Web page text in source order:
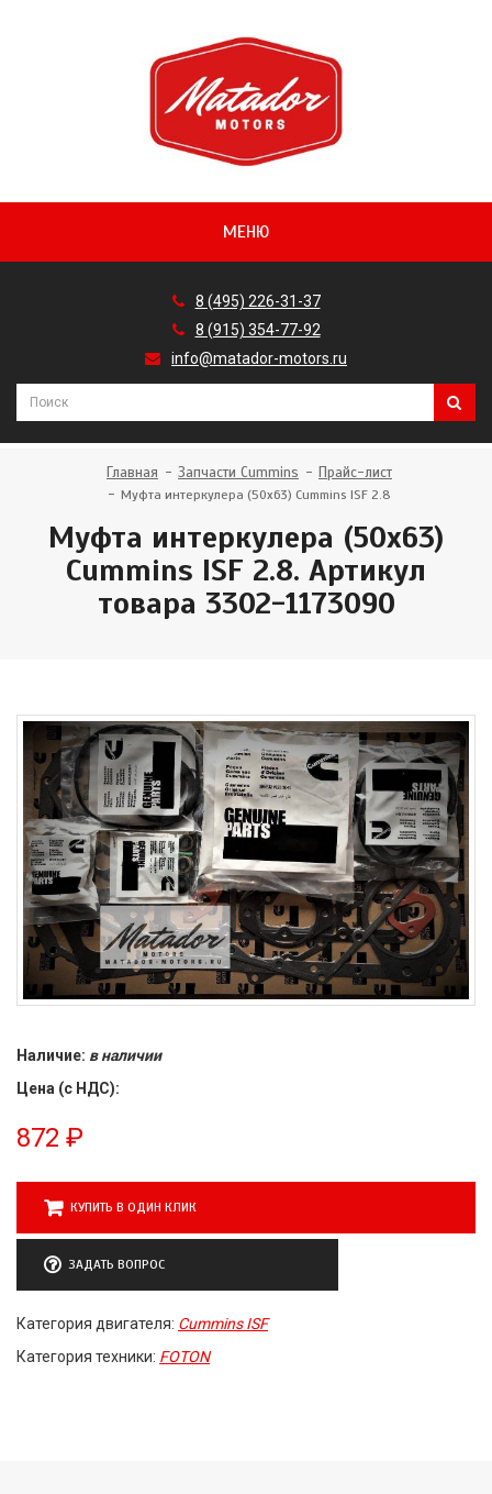
МЕНЮ
8 (495) 226-31-37
8 (915) 354-77-92
info@matador-motors.ru
Главная Запчасти Cummins Прайс-лист
Муфта интеркулера (50х63) Cummins ISF 2.8
Муфта интеркулера (50х63)
Cummins ISF 2.8. Артикул
товара 3302-1173090
Наличие: в наличии
Цена (с НДС):
872 ₽
КУПИТЬ В ОДИН КЛИК
ЗАДАТЬ ВОПРОС
Категория двигателя: Cummins ISF
Категория техники: FOTON